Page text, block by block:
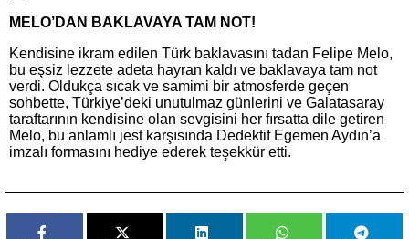
MELO’DAN BAKLAVAYA TAM NOT!
Kendisine ikram edilen Türk baklavasını tadan Felipe Melo,
bu eşsiz lezzete adeta hayran kaldı ve baklavaya tam not
verdi. Oldukça sıcak ve samimi bir atmosferde geçen
sohbette, Türkiye’deki unutulmaz günlerini ve Galatasaray
taraftarının kendisine olan sevgisini her fırsatta dile getiren
Melo, bu anlamlı jest karşısında Dedektif Egemen Aydın’a
imzalı formasını hediye ederek teşekkür etti.